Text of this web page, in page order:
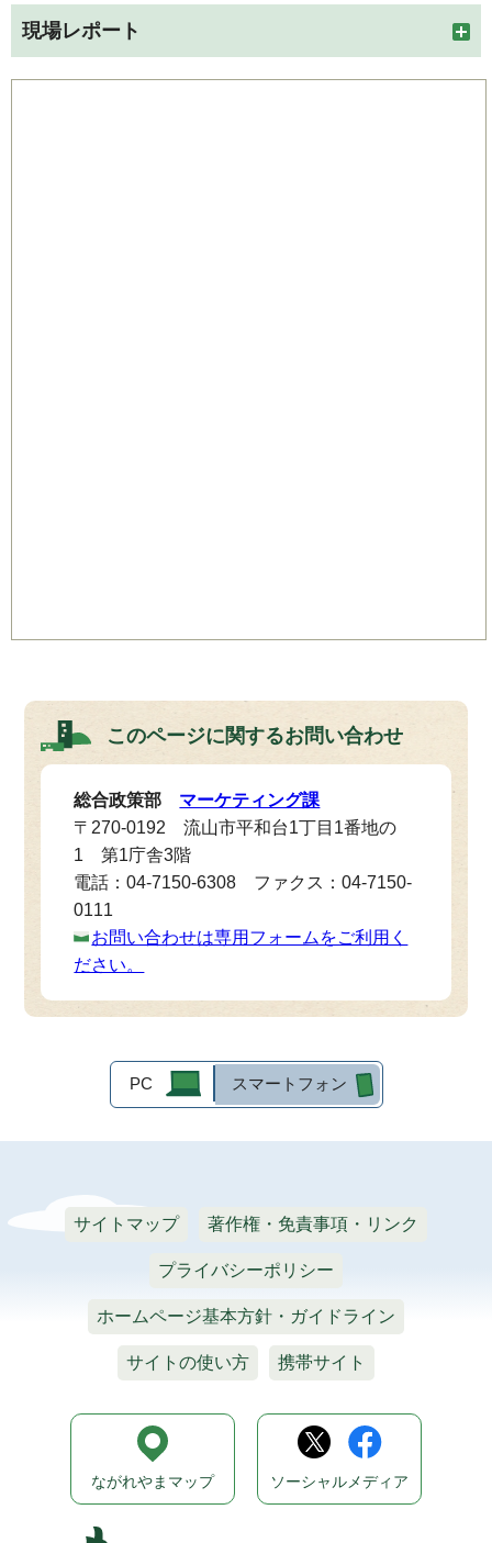
現場レポート
このページに関するお問い合わせ
総合政策部 マーケティング課
〒270-0192 流山市平和台1丁目1番地の
1 第1庁舎3階
電話：04-7150-6308 ファクス：04-7150-
0111
お問い合わせは専用フォームをご利用く
ださい。
PC スマートフォン
サイトマップ 著作権・免責事項・リンク
プライバシーポリシー
ホームページ基本方針・ガイドライン
サイトの使い方 携帯サイト
ながれやまマップ ソーシャルメディア